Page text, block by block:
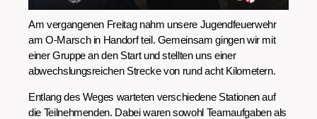
Am vergangenen Freitag nahm unsere Jugendfeuerwehr
am O-Marsch in Handorf teil. Gemeinsam gingen wir mit
einer Gruppe an den Start und stellten uns einer
abwechslungsreichen Strecke von rund acht Kilometern.
Entlang des Weges warteten verschiedene Stationen auf
die Teilnehmenden. Dabei waren sowohl Teamaufgaben als